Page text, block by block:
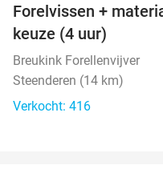
Forelvissen +
keuze (4 uur)
Breukink Forellenvijver
Steenderen (14 km)
Verkocht: 416